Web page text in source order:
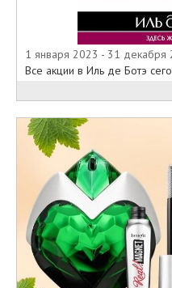
1 января 2023 - 31 декабря
Все акции в Иль де Ботэ